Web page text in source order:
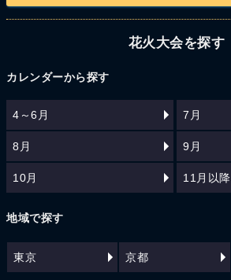
花火大会を探す
カレンダーから探す
4～6月 7月
8月 9月
10月 11月以降
地域で探す
東京 京都